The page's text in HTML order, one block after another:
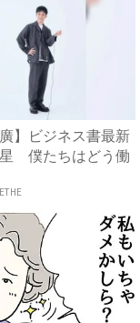
廣】ビジネス書最新
僕たちはどう働